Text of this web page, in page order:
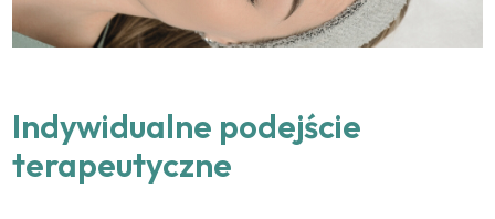
Indywidualne podejście
terapeutyczne